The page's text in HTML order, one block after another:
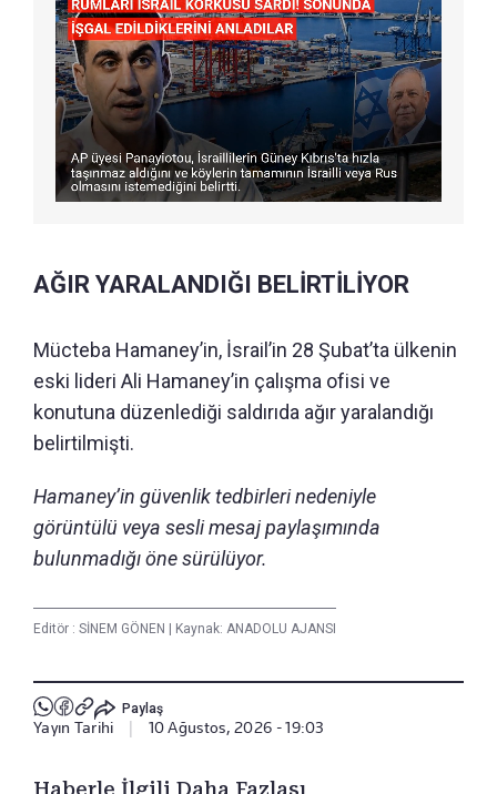
AĞIR YARALANDIĞI BELİRTİLİYOR
Mücteba Hamaney’in, İsrail’in 28 Şubat’ta ülkenin
eski lideri Ali Hamaney’in çalışma ofisi ve
konutuna düzenlediği saldırıda ağır yaralandığı
belirtilmişti.
Hamaney’in güvenlik tedbirleri nedeniyle
görüntülü veya sesli mesaj paylaşımında
bulunmadığı öne sürülüyor.
Editör : SİNEM GÖNEN Kaynak: ANADOLU AJANSI
Paylaş
Yayın Tarihi 10 Ağustos, 2026 - 19:03